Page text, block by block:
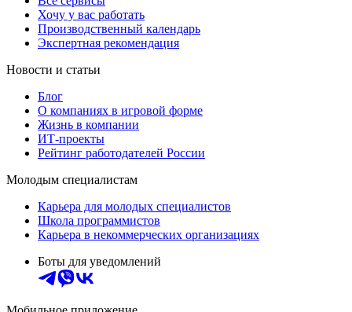
Хочу у вас работать
Производственный календарь
Экспертная рекомендация
Новости и статьи
Блог
О компаниях в игровой форме
Жизнь в компании
ИТ-проекты
Рейтинг работодателей России
Молодым специалистам
Карьера для молодых специалистов
Школа программистов
Карьера в некоммерческих организациях
Боты для уведомлений